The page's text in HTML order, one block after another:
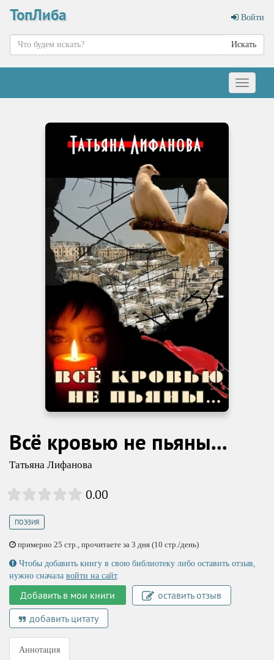
ТопЛиба Войти
Искать
Меню
Всё кровью не пьяны...
Татьяна Лифанова
0.00
ПОЭЗИЯ
примерно 25 стр., прочитаете за 3 дня (10 стр./день)
Чтобы добавить книгу в свою библиотеку либо оставить отзыв,
нужно сначала войти на сайт.
Добавить в мои книги
оставить отзыв
добавить цитату
Аннотация